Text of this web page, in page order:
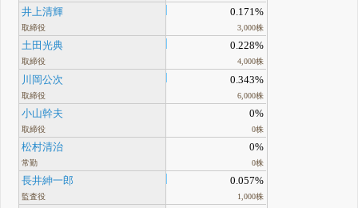
井上清輝
取締役
0.171%
3,000株
土田光典
取締役
0.228%
4,000株
川岡公次
取締役
0.343%
6,000株
小山幹夫
取締役
0%
0株
松村清治
常勤
0%
0株
長井紳一郎
監査役
0.057%
1,000株